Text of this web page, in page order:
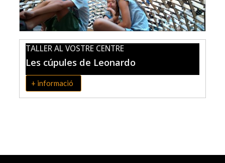
TALLER AL VOSTRE CENTRE
Les cúpules de Leonardo
+ informació